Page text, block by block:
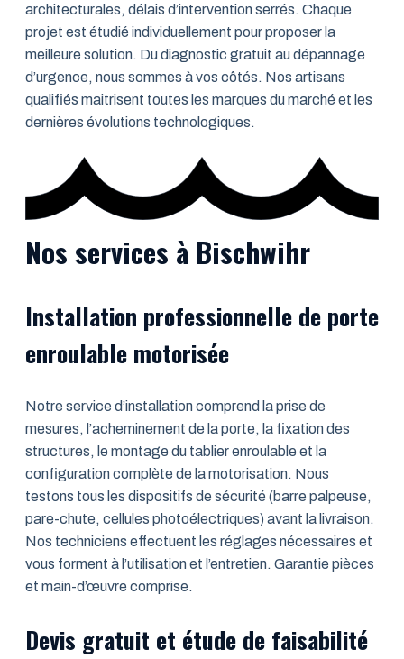
architecturales, délais d’intervention serrés. Chaque
projet est étudié individuellement pour proposer la
meilleure solution. Du diagnostic gratuit au dépannage
d’urgence, nous sommes à vos côtés. Nos artisans
qualifiés maitrisent toutes les marques du marché et les
dernières évolutions technologiques.
Nos services à Bischwihr
Installation professionnelle de porte
enroulable motorisée
Notre service d’installation comprend la prise de
mesures, l’acheminement de la porte, la fixation des
structures, le montage du tablier enroulable et la
configuration complète de la motorisation. Nous
testons tous les dispositifs de sécurité (barre palpeuse,
pare-chute, cellules photoélectriques) avant la livraison.
Nos techniciens effectuent les réglages nécessaires et
vous forment à l’utilisation et l’entretien. Garantie pièces
et main-d’œuvre comprise.
Devis gratuit et étude de faisabilité